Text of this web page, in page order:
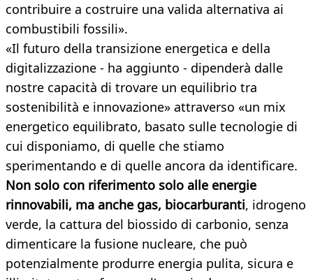
contribuire a costruire una valida alternativa ai
combustibili fossili».
«Il futuro della transizione energetica e della
digitalizzazione - ha aggiunto - dipenderà dalle
nostre capacità di trovare un equilibrio tra
sostenibilità e innovazione» attraverso «un mix
energetico equilibrato, basato sulle tecnologie di
cui disponiamo, di quelle che stiamo
sperimentando e di quelle ancora da identificare.
Non solo con riferimento solo alle energie
rinnovabili, ma anche gas, biocarburanti, idrogeno
verde, la cattura del biossido di carbonio, senza
dimenticare la fusione nucleare, che può
potenzialmente produrre energia pulita, sicura e